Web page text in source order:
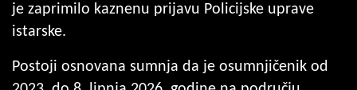
je zaprimilo kaznenu prijavu Policijske uprave
istarske.
Postoji osnovana sumnja da je osumnjičenik od